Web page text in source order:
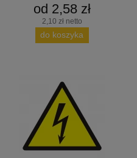
od 2,58 zł
2,10 zł netto
do koszyka